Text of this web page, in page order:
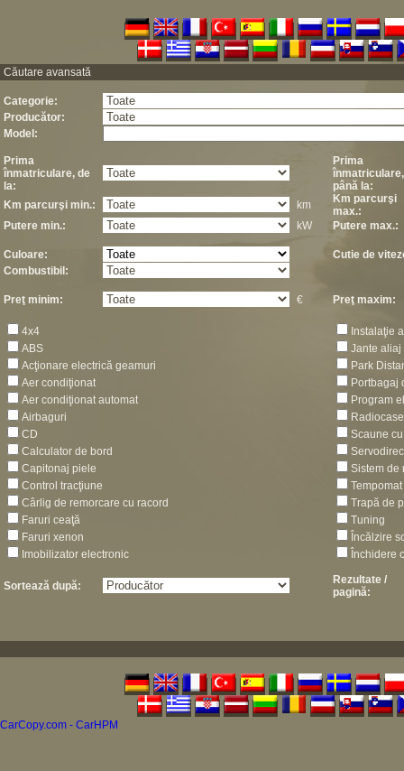
Căutare avansată
Categorie:
Producător:
Model:
Prima
înmatriculare, de
la:
Prima
înmatriculare,
până la:
Km parcurşi min.:
km
Km parcurşi
max.:
Putere min.:
kW Putere max.:
Culoare:
Cutie de
Combustibil:
Preţ minim: € Preţ maxim:
4x4
ABS
Acţionare electrică geamuri
Aer condiţionat
Aer condiţionat automat
Airbaguri
CD
Calculator de bord
Capitonaj piele
Control tracţiune
Cârlig de remorcare cu racord
Faruri ceaţă
Faruri xenon
Imobilizator electronic
Instalaţie
Jante aliaj
Park
Portbagaj
Program
Scaune
Sistem de
Tempomat
Trapă de
Tuning
Încălzire
Închidere
Sortează după:
Rezultate /
pagină:
CarCopy.com - CarHPM